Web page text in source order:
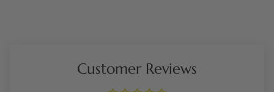
Customer Reviews